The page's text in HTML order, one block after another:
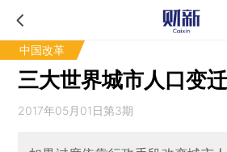
中国改革
三大世界城市人口变
2017年05月01日第3期